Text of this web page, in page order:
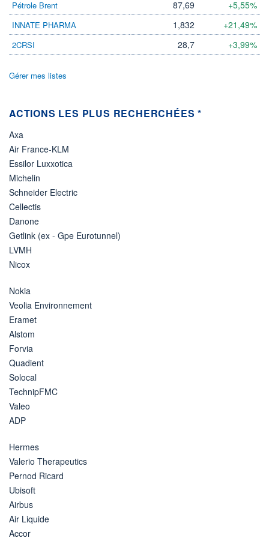
Non éligible
Boursobank
Pétrole Brent 87,69 +5,55%
INNATE PHARMA 1,832 +21,49%
2CRSI 28,7 +3,99%
Gérer mes listes
ACTIONS LES PLUS RECHERCHÉES *
Axa
Air France-KLM
Essilor Luxxotica
Michelin
Schneider Electric
Cellectis
Danone
Getlink (ex - Gpe Eurotunnel)
LVMH
Nicox
Nokia
Veolia Environnement
Eramet
Alstom
Forvia
Quadient
Solocal
TechnipFMC
Valeo
ADP
Hermes
Valerio Therapeutics
Pernod Ricard
Ubisoft
Airbus
Air Liquide
Accor